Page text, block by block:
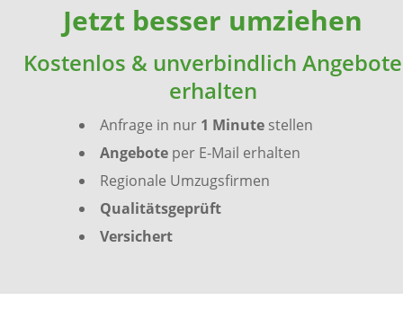
Jetzt besser umziehen
Kostenlos & unverbindlich Angebote
erhalten
Anfrage in nur 1 Minute stellen
Angebote per E-Mail erhalten
Regionale Umzugsfirmen
Qualitätsgeprüft
Versichert